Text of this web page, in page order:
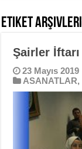
Etiket
Şairler İftarı
23 Mayıs 2019
ASANATLAR,